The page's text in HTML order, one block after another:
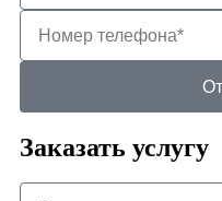
Заказать услугу